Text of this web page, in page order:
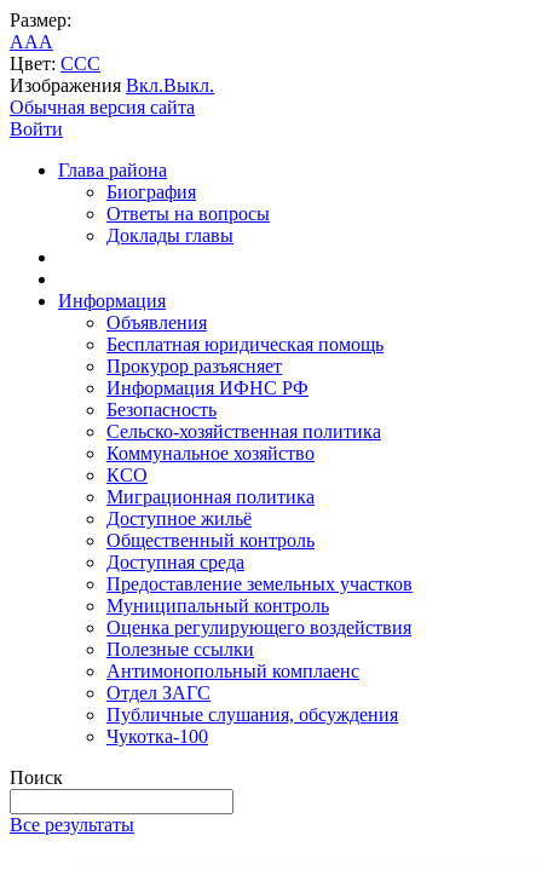
Размер:
AAA
Цвет: CCC
Изображения Вкл.Выкл.
Обычная версия сайта
Войти
Глава района
Биография
Ответы на вопросы
Доклады главы
Информация
Объявления
Бесплатная юридическая помощь
Прокурор разъясняет
Информация ИФНС РФ
Безопасность
Сельско-хозяйственная политика
Коммунальное хозяйство
КСО
Миграционная политика
Доступное жильё
Общественный контроль
Доступная среда
Предоставление земельных участков
Муниципальный контроль
Оценка регулирующего воздействия
Полезные ссылки
Антимонопольный комплаенс
Отдел ЗАГС
Публичные слушания, обсуждения
Чукотка-100
Поиск
Все результаты